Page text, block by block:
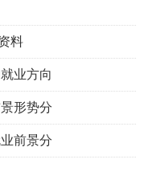
料
业方向
形势分
前景分